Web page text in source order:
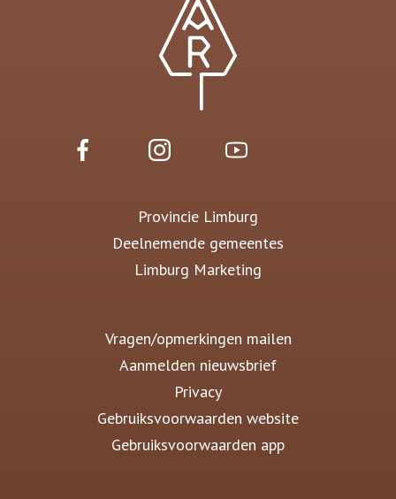
Provincie Limburg
Deelnemende gemeentes
Limburg Marketing
Vragen/opmerkingen mailen
Aanmelden nieuwsbrief
Privacy
Gebruiksvoorwaarden website
Gebruiksvoorwaarden app